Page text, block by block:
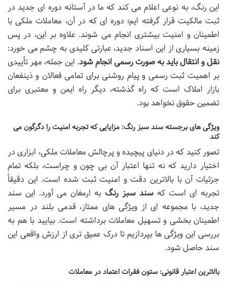
این رنگ، به نوعی اعلام می کند که ما در آستانه دوره ای جدید در
ثبت مالکیت قرار گرفته ایم؛ دوره ای که در آن، معاملات ملکی با
اطمینان و امنیت بیشتری انجام می شوند. علاوه بر این، در پس
زمینه بسیاری از این اسناد جدید، عبارتی کلیدی به چشم می خورد:
نقل و انتقال باید به صورت رسمی انجام شود. این جمله، مهر تأییدی
بر اهمیت ثبت رسمی و پیام روشنی برای تمامی فعالان و ذینفعان
بازار املاک است که راه گذشته، دیگر راه ایمن و معتبری برای
تضمین حقوق نخواهد بود.
ویژگی های برجسته سند سبز رنگ: مزایایی که تجربه امنیت را دگرگون می
کند
تصور کنید که در دنیای پیچیده و پرچالش معاملات ملکی، ابزاری در
اختیار دارید که نه تنها اعتبار آن بی چون و چراست، بلکه تمام
جزئیات آن با بالاترین دقت و امنیت ثبت شده است. این دقیقاً
تجربه ای است که سند سبز رنگ به ارمغان می آورد. این سند
جدید، با مجموعه ای از ویژگی های ممتاز، قدمی بلند در مسیر
اطمینان بخشی و تسهیل معاملات برداشته است. بیایید با هم به
بررسی این ویژگی ها بپردازیم تا درک عمیق تری از ارزش واقعی این
سند حاصل شود.
بالاترین اعتبار قانونی: ستون فقرات اعتماد در معاملات